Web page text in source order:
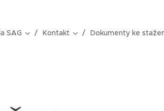
SAG Kontakt Dokumenty ke